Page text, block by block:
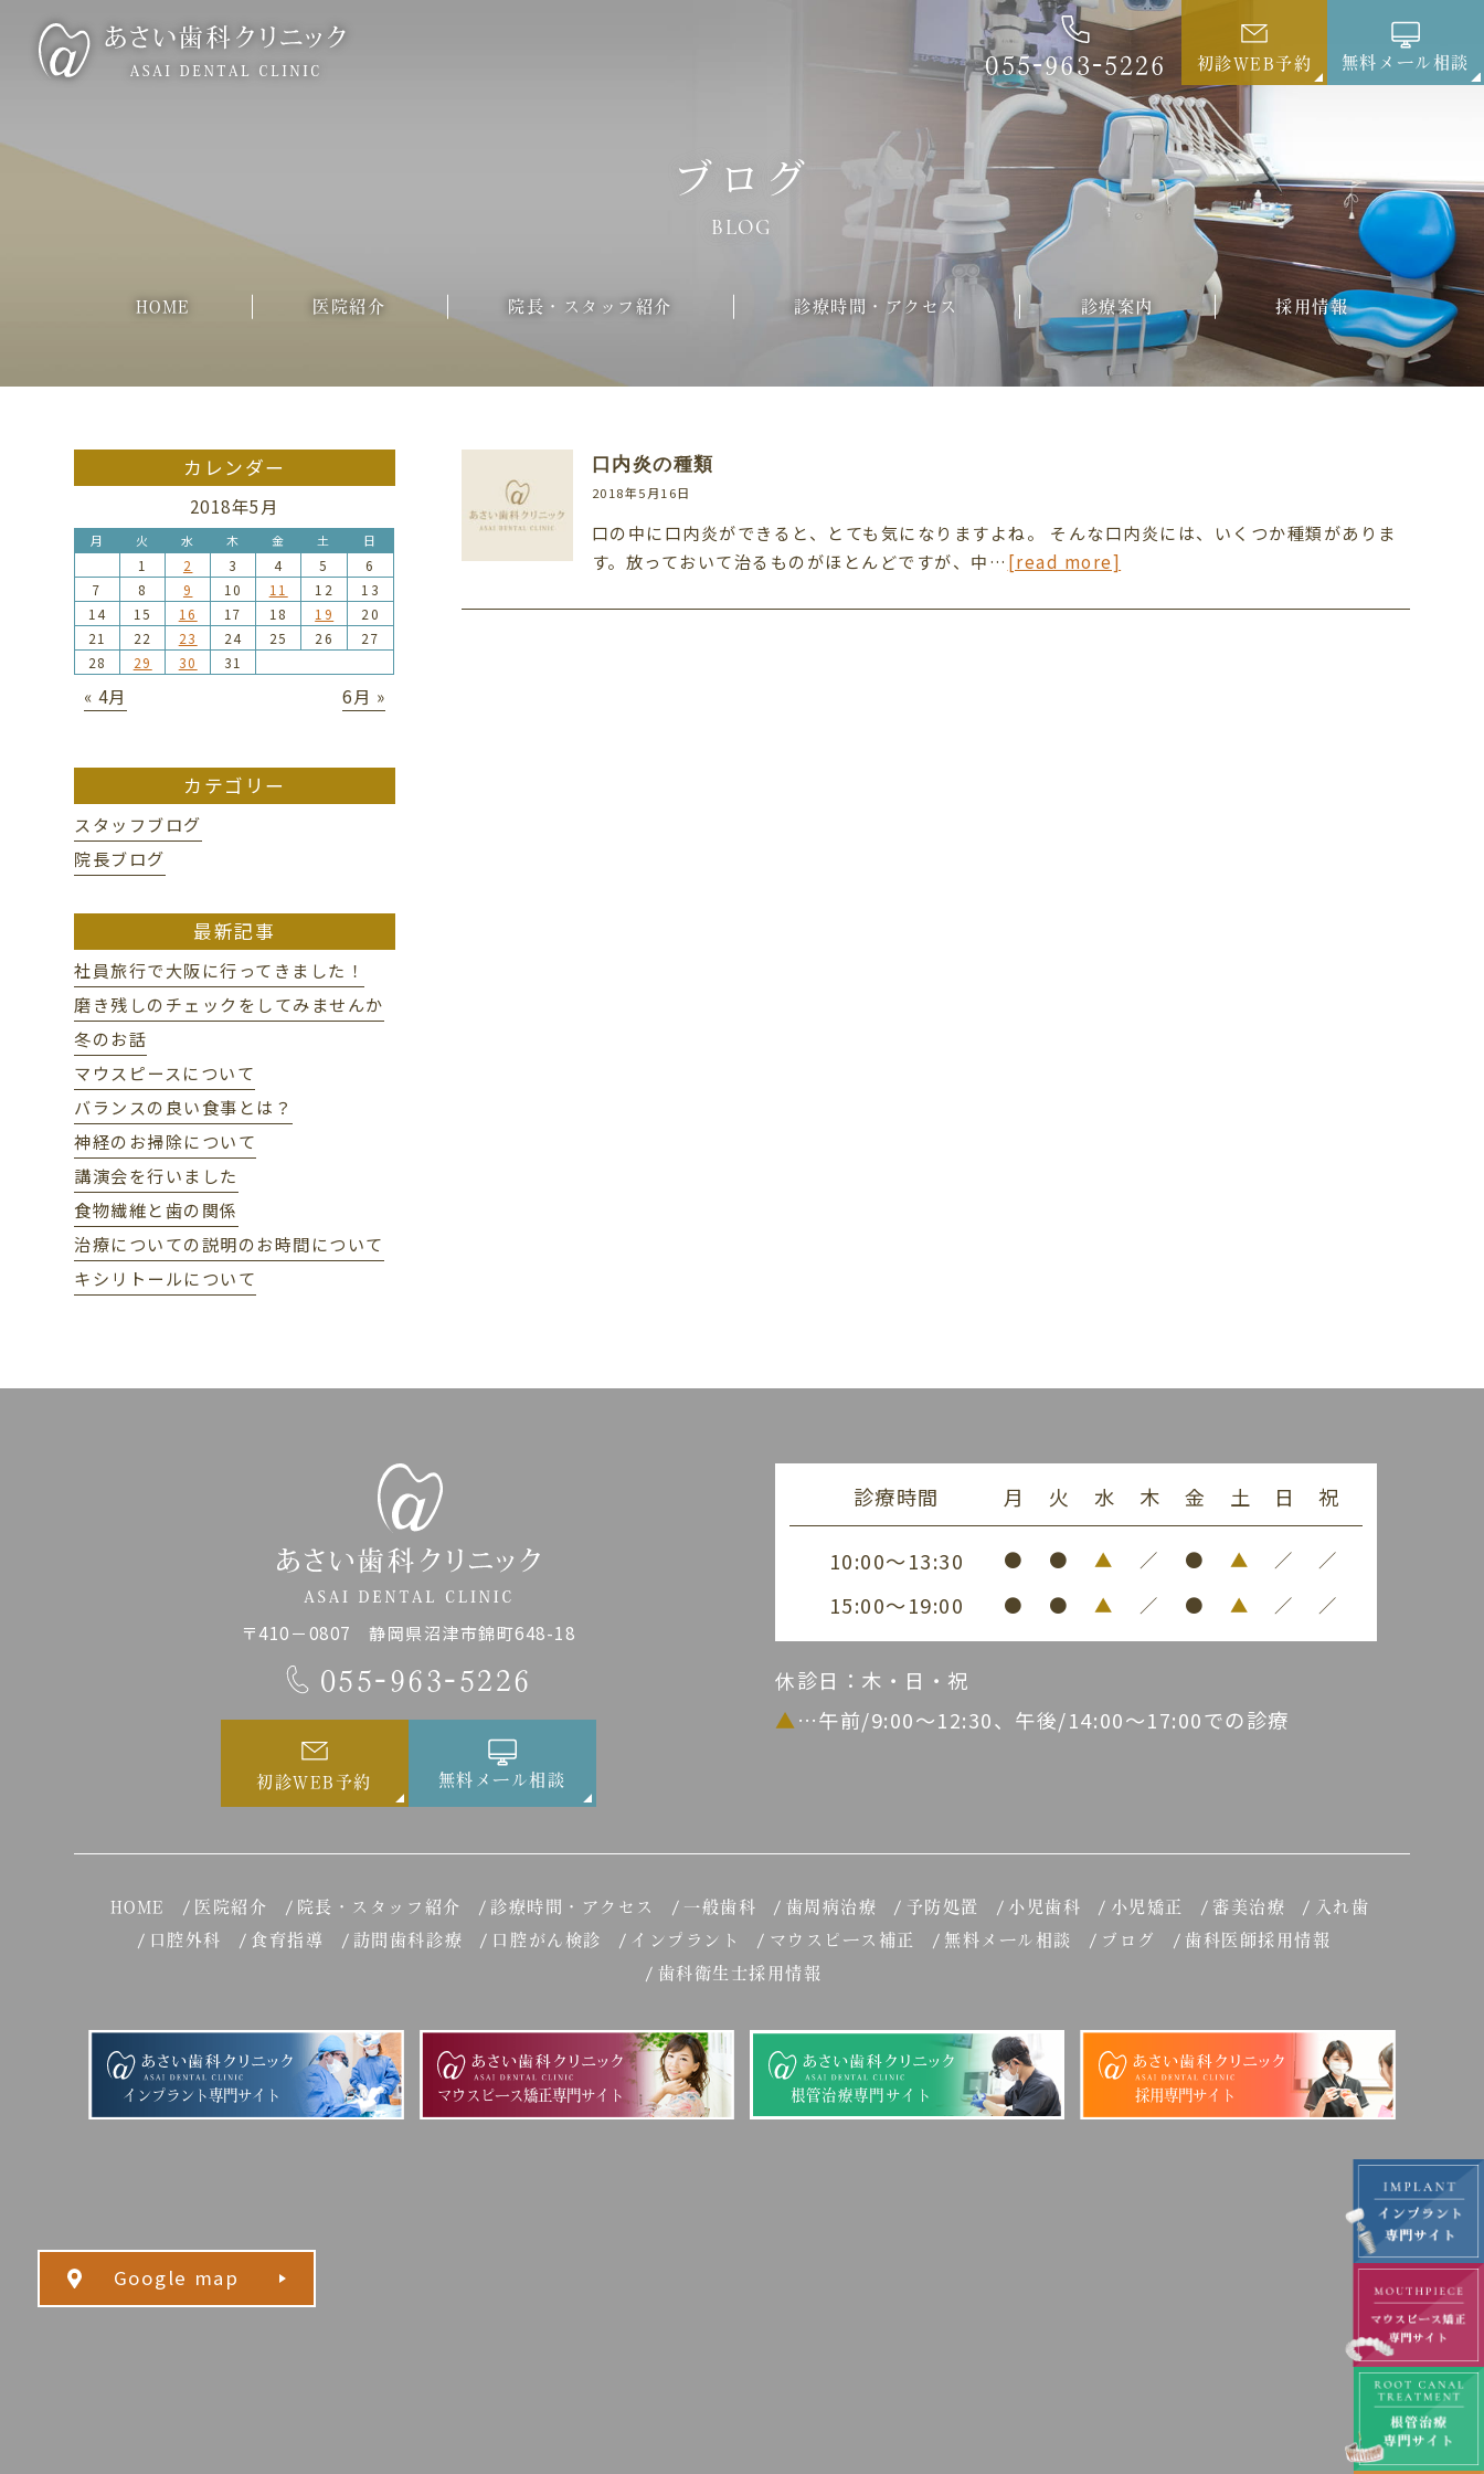
055-963-5226 初診WEB予約 無料メール相談
ブログ
BLOG
HOME 医院紹介 院長・スタッフ紹介 診療時間・アクセス 診療案内 採用情報
口内炎の種類
2018年5月16日
口の中に口内炎ができると、とても気になりますよね。 そんな口内炎には、いくつか種類がありま
す。放っておいて治るものがほとんどですが、中… [read more]
カレンダー
2018年5月
月 火 水 木 金 土 日
1 2 3 4 5
6
7
8 9 10 11 12
13
14
15 16 17 18 19
20
21
22 23 24 25 26
27
28
29 30 31
« 4月 6月 »
カテゴリー
スタッフブログ
院長ブログ
最新記事
社員旅行で大阪に行ってきました！
磨き残しのチェックをしてみませんか
冬のお話
マウスピースについて
バランスの良い食事とは？
神経のお掃除について
講演会を行いました
食物繊維と歯の関係
治療についての説明のお時間について
キシリトールについて
〒410－0807 静岡県沼津市錦町648-18
055-963-5226
初診WEB予約 無料メール相談
診療時間 月 火 水 木 金 土 日 祝
10:00～13:30 ● ● ▲ ／ ● ▲ ／ ／
15:00～19:00 ● ● ▲ ／ ● ▲ ／ ／
休診日：木・日・祝
▲…午前/9:00～12:30、午後/14:00～17:00での診療
HOME 医院紹介 院長・スタッフ紹介 診療時間・アクセス 一般歯科 歯周病治療 予防処置 小児歯科 小児矯正 審美治療
入れ歯
口腔外科
食育指導 訪問歯科診療 口腔がん検診 インプラント マウスピース補正 無料メール相談 ブログ
歯科医師採用情報
歯科衛生士採用情報
インプラント専門サイト マウスピース矯正専門サイト 根管治療専門サイト 採用専門サイト
Google map